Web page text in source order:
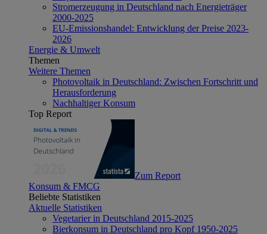
Stromerzeugung in Deutschland nach Energieträger
2000-2025
EU-Emissionshandel: Entwicklung der Preise 2023-
2026
Energie & Umwelt
Themen
Weitere Themen
Photovoltaik in Deutschland: Zwischen Fortschritt und
Herausforderung
Nachhaltiger Konsum
Top Report
Zum Report
Konsum & FMCG
Beliebte Statistiken
Aktuelle Statistiken
Vegetarier in Deutschland 2015-2025
Bierkonsum in Deutschland pro Kopf 1950-2025